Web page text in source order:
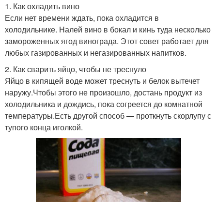
1. Как охладить вино
Если нет времени ждать, пока охладится в
холодильнике. Налей вино в бокал и кинь туда несколько
замороженных ягод винограда. Этот совет работает для
любых газированных и негазированных напитков.
2. Как сварить яйцо, чтобы не треснуло
Яйцо в кипящей воде может треснуть и белок вытечет
наружу.Чтобы этого не произошло, достань продукт из
холодильника и дождись, пока согреется до комнатной
температуры.Есть другой способ — проткнуть скорлупу с
тупого конца иголкой.